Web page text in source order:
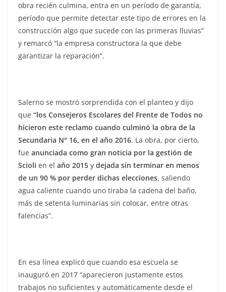
obra recién culmina, entra en un período de garantía,
período que permite detectar este tipo de errores en la
construcción algo que sucede con las primeras lluvias”
y remarcó “la empresa constructora la que debe
garantizar la reparación”.
Salerno se mostró sorprendida con el planteo y dijo
que “los Consejeros Escolares del Frente de Todos no
hicieron este reclamo cuando culminó la obra de la
Secundaria N° 16, en el año 2016. La obra, por cierto,
fue anunciada como gran noticia por la gestión de
Scioli en el año 2015 y dejada sin terminar en menos
de un 90 % por perder dichas elecciones, saliendo
agua caliente cuando uno tiraba la cadena del baño,
más de setenta luminarias sin colocar, entre otras
falencias”.
En esa línea explicó que cuando esa escuela se
inauguró en 2017 “aparecieron justamente estos
trabajos no suficientes y automáticamente desde el